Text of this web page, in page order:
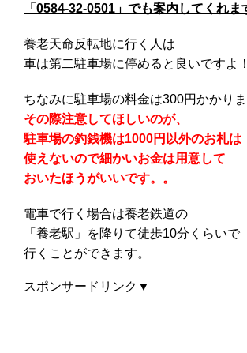
「0584-32-0501」でも案内してくれま
養老天命反転地に行く人は
車は第二駐車場に停めると良いですよ！
ちなみに駐車場の料金は300円かかりま
その際注意してほしいのが、
駐車場の釣銭機は1000円以外のお札は
使えないので細かいお金は用意して
おいたほうがいいです。。
電車で行く場合は養老鉄道の
「養老駅」を降りて徒歩10分くらいで
行くことができます。
スポンサードリンク▼